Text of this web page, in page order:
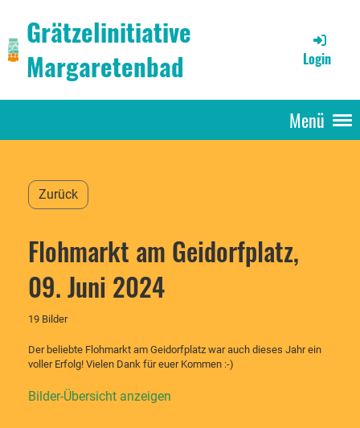
Grätzelinitiative
Margaretenbad
Login
Menü
Zurück
Flohmarkt am Geidorfplatz,
09. Juni 2024
19 Bilder
Der beliebte Flohmarkt am Geidorfplatz war auch dieses Jahr ein
voller Erfolg! Vielen Dank für euer Kommen :-)
Bilder-Übersicht anzeigen